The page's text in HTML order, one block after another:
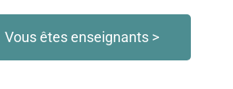
Vous êtes enseignants >